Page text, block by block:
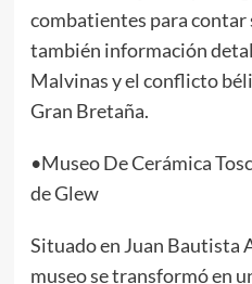
combatientes para contar
también información
Malvinas y el conflicto
Gran Bretaña.
•Museo De Cerámica
de Glew
Situado en Juan Bautista
museo se transformó en